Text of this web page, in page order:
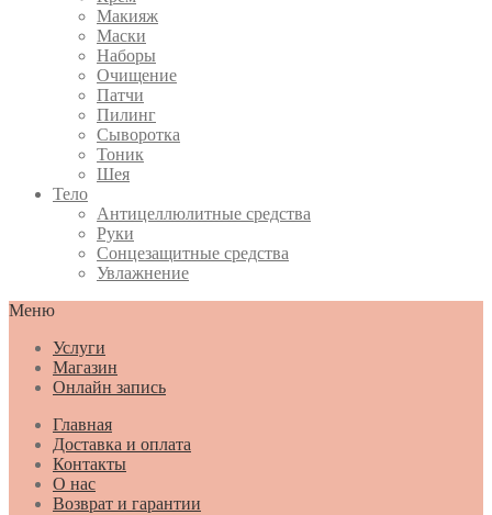
Макияж
Маски
Наборы
Очищение
Патчи
Пилинг
Сыворотка
Тоник
Шея
Тело
Антицеллюлитные средства
Руки
Сонцезащитные средства
Увлажнение
Меню
Услуги
Магазин
Онлайн запись
Главная
Доставка и оплата
Контакты
О нас
Возврат и гарантии